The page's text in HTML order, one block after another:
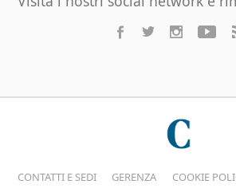
CONTATTI E SEDI GERENZA COOKIE